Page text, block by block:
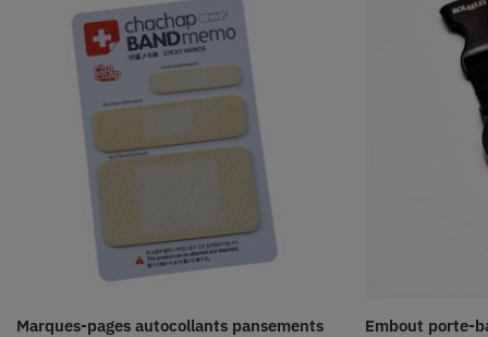
Marques-pages autocollants pansements Embout porte-